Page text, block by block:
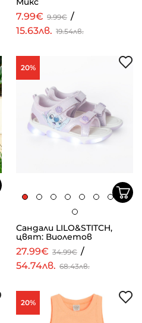
7.99€ 9.99€ /
15.63лв. 19.54лв.
20%
Сандали LILO&STITCH,
цвят: Виолетов
27.99€ 34.99€ /
54.74лв. 68.43лв.
20%